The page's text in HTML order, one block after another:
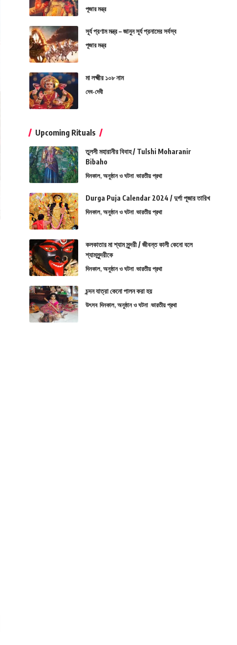
পূজার মন্ত্র
সূর্য প্রণাম মন্ত্র – জানুন সূর্য প্রনামের সর্বস্ব
পূজার মন্ত্র
মা লক্ষ্মীর ১০৮ নাম
দেব-দেবী
Upcoming Rituals
তুলসী মহারানীর বিবাহ / Tulshi Moharanir
Bibaho
দিনকাল, অনুষ্ঠান ও ঘটনা ভারতীয় প্রথা
Durga Puja Calendar 2024 / দুর্গা পূজার তারিখ
দিনকাল, অনুষ্ঠান ও ঘটনা ভারতীয় প্রথা
কলকাতার মা শ্যাম সুন্দরী / জীবন্ত কালী কেনো বলে
শ্যামসুন্দরীকে
দিনকাল, অনুষ্ঠান ও ঘটনা ভারতীয় প্রথা
চন্দন যাত্রা কেনো পালন করা হয়
উৎসব দিনকাল, অনুষ্ঠান ও ঘটনা ভারতীয় প্রথা